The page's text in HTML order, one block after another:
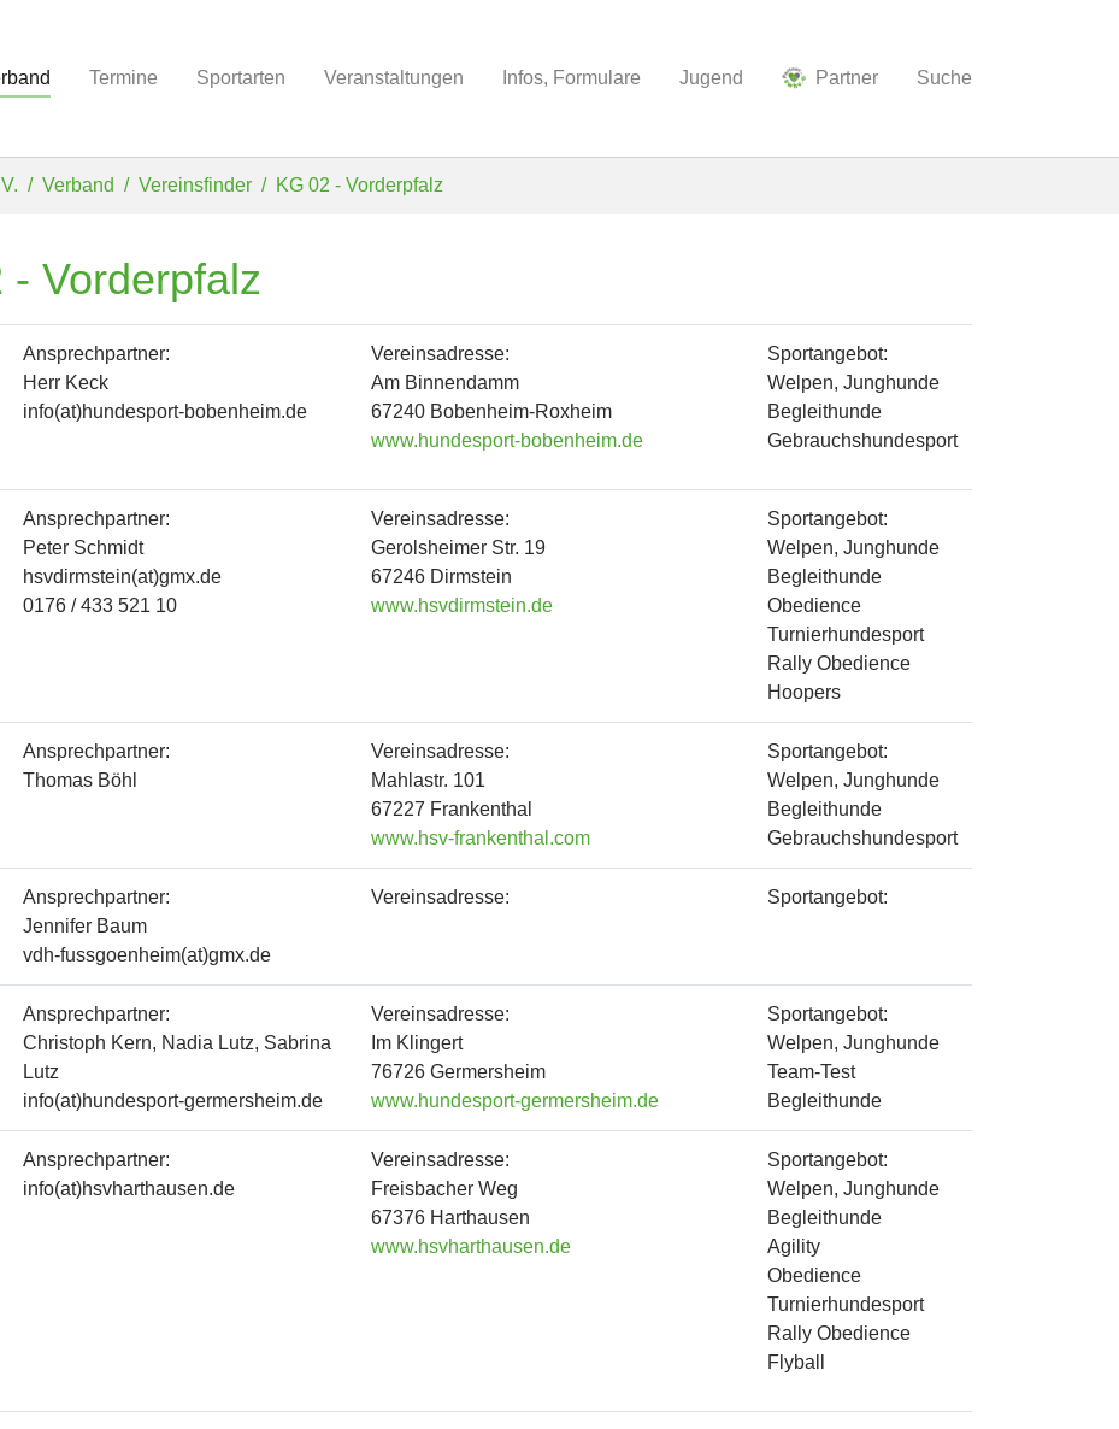
Termine Sportarten Veranstaltungen Infos, Formulare Jugend Partner Suche
Verband Vereinsfinder KG 02 - Vorderpfalz
Vorderpfalz
Ansprechpartner:
Herr Keck
info(at)hundesport-bobenheim.de
Vereinsadresse:
Am Binnendamm
67240 Bobenheim-Roxheim
www.hundesport-bobenheim.de
Sportangebot:
Welpen, Junghunde
Begleithunde
Gebrauchshundesport
Ansprechpartner:
Peter Schmidt
hsvdirmstein(at)gmx.de
0176 / 433 521 10
Vereinsadresse:
Gerolsheimer Str. 19
67246 Dirmstein
www.hsvdirmstein.de
Sportangebot:
Welpen, Junghunde
Begleithunde
Obedience
Turnierhundesport
Rally Obedience
Hoopers
Ansprechpartner:
Thomas Böhl
Vereinsadresse:
Mahlastr. 101
67227 Frankenthal
www.hsv-frankenthal.com
Sportangebot:
Welpen, Junghunde
Begleithunde
Gebrauchshundesport
Ansprechpartner:
Jennifer Baum
vdh-fussgoenheim(at)gmx.de
Vereinsadresse: Sportangebot:
Ansprechpartner:
Christoph Kern, Nadia Lutz, Sabrina
Lutz
info(at)hundesport-germersheim.de
Vereinsadresse:
Im Klingert
76726 Germersheim
www.hundesport-germersheim.de
Sportangebot:
Welpen, Junghunde
Team-Test
Begleithunde
Ansprechpartner:
info(at)hsvharthausen.de
Vereinsadresse:
Freisbacher Weg
67376 Harthausen
www.hsvharthausen.de
Sportangebot:
Welpen, Junghunde
Begleithunde
Agility
Obedience
Turnierhundesport
Rally Obedience
Flyball